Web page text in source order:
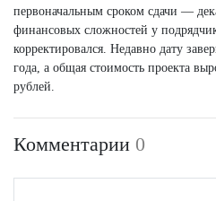
первоначальным сроком сдачи —
финансовых сложностей у
корректировался. Недавно дату
года, а общая стоимость проекта
рублей.
Комментарии 0